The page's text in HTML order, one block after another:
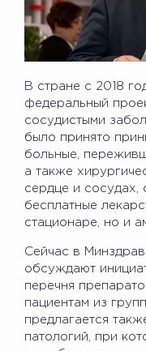
В стране с 2018
федеральный
сосудистыми
было принято
больные,
а также
сердце и сосудах,
бесплатные
стационаре, но и
Сейчас в
обсуждают
перечня
пациентам из
предлагается
патологий, при